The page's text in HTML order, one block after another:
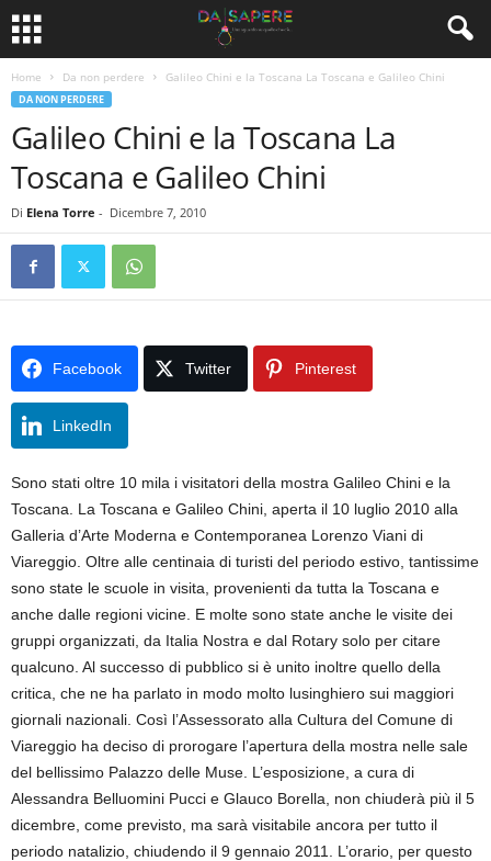
Home Da non perdere Galileo Chini e la Toscana La Toscana e Galileo Chini
DA NON PERDERE
Galileo Chini e la Toscana La
Toscana e Galileo Chini
Di Elena Torre - Dicembre 7, 2010
Facebook Twitter Pinterest
LinkedIn
Sono stati oltre 10 mila i visitatori della mostra Galileo Chini e la
Toscana. La Toscana e Galileo Chini, aperta il 10 luglio 2010 alla
Galleria d’Arte Moderna e Contemporanea Lorenzo Viani di
Viareggio. Oltre alle centinaia di turisti del periodo estivo, tantissime
sono state le scuole in visita, provenienti da tutta la Toscana e
anche dalle regioni vicine. E molte sono state anche le visite dei
gruppi organizzati, da Italia Nostra e dal Rotary solo per citare
qualcuno. Al successo di pubblico si è unito inoltre quello della
critica, che ne ha parlato in modo molto lusinghiero sui maggiori
giornali nazionali. Così l’Assessorato alla Cultura del Comune di
Viareggio ha deciso di prorogare l’apertura della mostra nelle sale
del bellissimo Palazzo delle Muse. L’esposizione, a cura di
Alessandra Belluomini Pucci e Glauco Borella, non chiuderà più il 5
dicembre, come previsto, ma sarà visitabile ancora per tutto il
periodo natalizio, chiudendo il 9 gennaio 2011. L’orario, per questo